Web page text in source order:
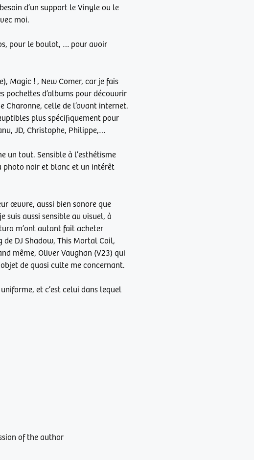
d’un support le Vinyle ou le
moi.
pour le boulot, … pour avoir
Magic ! , New Comer, car je fais
d’albums pour découvrir
Charonne, celle de l’avant internet.
plus spécifiquement pour
JD, Christophe, Philippe,…
un tout. Sensible à l’esthétisme
photo noir et blanc et un intérêt
œuvre, aussi bien sonore que
suis aussi sensible au visuel, à
m’ont autant fait acheter
de DJ Shadow, This Mortal Coil,
même, Oliver Vaughan (V23) qui
de quasi culte me concernant.
et c’est celui dans lequel
of the author